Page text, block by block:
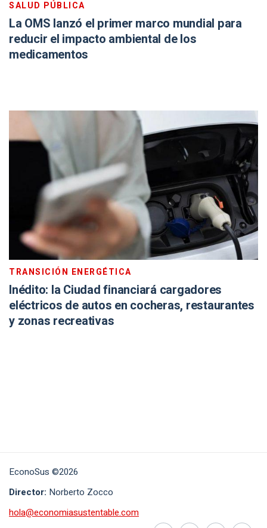
SALUD PÚBLICA
La OMS lanzó el primer marco mundial para
reducir el impacto ambiental de los
medicamentos
TRANSICIÓN ENERGÉTICA
Inédito: la Ciudad financiará cargadores
eléctricos de autos en cocheras, restaurantes
y zonas recreativas
EconoSus ©2026
Director: Norberto Zocco
hola@economiasustentable.com